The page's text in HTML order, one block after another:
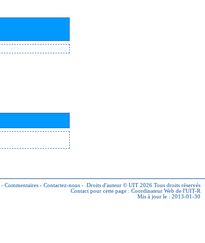
- Commentaires - Contactez-nous - Droits d'auteur © UIT 2026 Tous droits réservés
Contact pour cette page : Coordinateur Web de l'UIT-R
Mis à jour le : 2013-01-30